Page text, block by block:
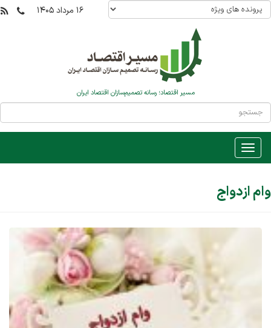
۱۶ مرداد ۱۴۰۵
مسیر اقتصاد؛ رسانه تصمیم‌سازان اقتصاد ایران
وام ازدواج